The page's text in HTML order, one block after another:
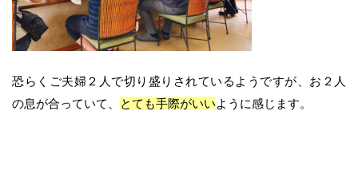
恐らくご夫婦２人で切り盛りされているようですが、お２人
の息が合っていて、
とても手際がいいように感じます。